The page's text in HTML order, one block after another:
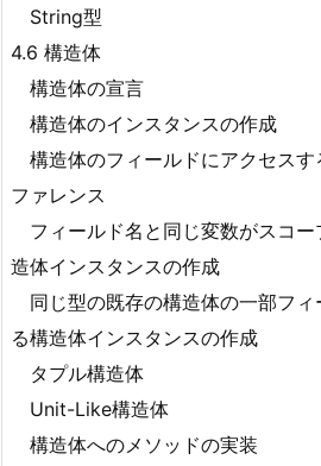
String型
4.6 構造体
構造体の宣言
構造体のインスタンスの作成
構造体のフィールドにアクセスす
ファレンス
フィールド名と同じ変数がスコー
造体インスタンスの作成
同じ型の既存の構造体の一部フィ
る構造体インスタンスの作成
タプル構造体
Unit-Like構造体
構造体へのメソッドの実装